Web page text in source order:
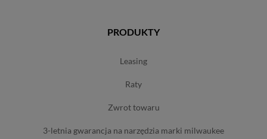
PRODUKTY
leasing
raty
zwrot towaru
3-letnia gwarancja na narzędzia marki milwaukee